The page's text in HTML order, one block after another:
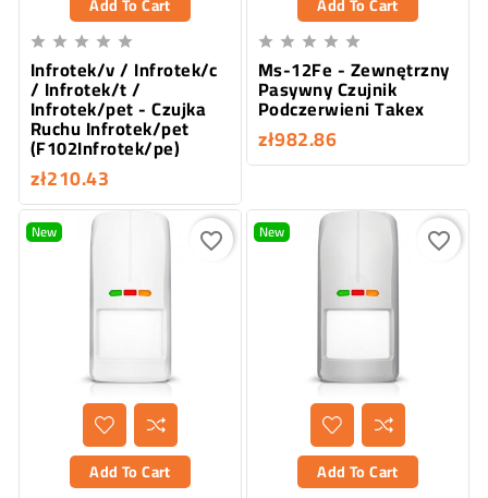
    
Infrotek/v / Infrotek/c
/ Infrotek/t /
Infrotek/pet - Czujka
Ruchu Infrotek/pet
(F102Infrotek/pe)
zł210.43
    
Ms-12Fe - Zewnętrzny
Pasywny Czujnik
Podczerwieni Takex
zł982.86
New
Add To Cart
favorite_border New
Add To Cart
favorite_border